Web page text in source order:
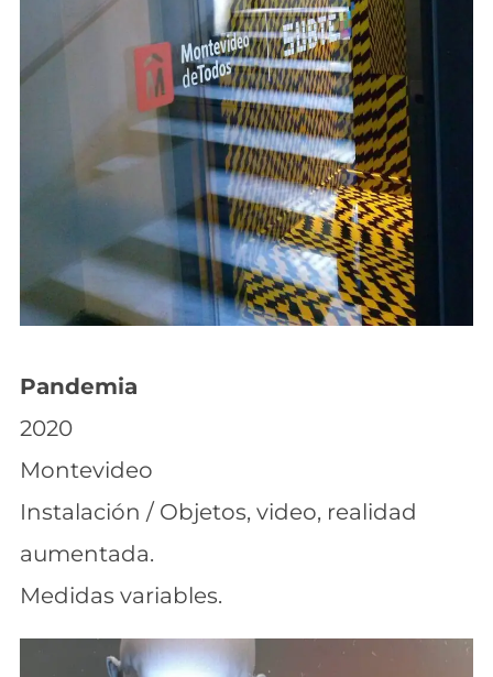
Pandemia
2020
Montevideo
Instalación / Objetos, video, realidad
aumentada.
Medidas variables.